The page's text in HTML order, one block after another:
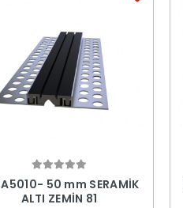
50 mm SERAMİK
ALTI ZEMİN 81